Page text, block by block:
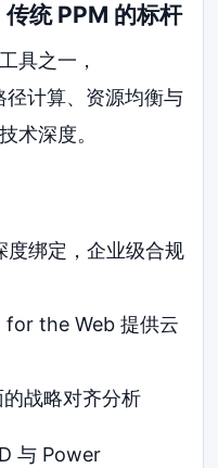
统 PPM 的标杆
具之一，
计算、资源均衡与
术深度。
绑定，企业级合规
the Web 提供云
战略对齐分析
与 Power